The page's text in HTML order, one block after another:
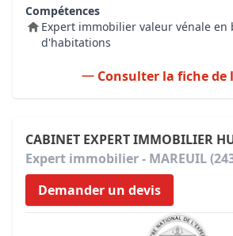
Compétences
Expert immobilier valeur vénale en
d'habitations
Consulter la fiche de
CABINET EXPERT IMMOBILIER
Expert immobilier - MAREUIL
Demander un devis